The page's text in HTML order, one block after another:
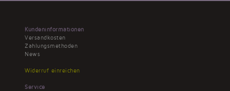
Kundeninformationen
Versandkosten
Zahlungsmethoden
News
Widerruf einreichen
Service